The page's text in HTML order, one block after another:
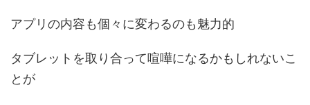
アプリの内容も個々に変わるのも魅力的
タブレットを取り合って喧嘩になるかもしれないこ
とが